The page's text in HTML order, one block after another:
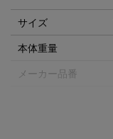
サイズ
本体重量
メーカー品番